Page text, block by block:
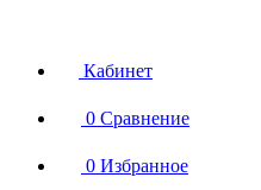
Кабинет
0 Сравнение
0 Избранное